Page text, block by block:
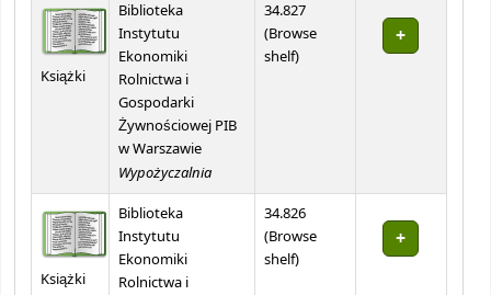
Książki
Biblioteka
Instytutu
Ekonomiki
Rolnictwa i
Gospodarki
Żywnościowej PIB
w Warszawie
Wypożyczalnia
34.827
(Browse
shelf(Opens below)
)
Książki
Biblioteka
Instytutu
Ekonomiki
Rolnictwa i
34.826
(Browse
shelf(Opens below)
)